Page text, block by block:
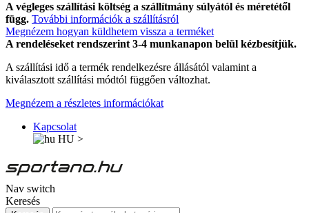
A végleges szállítási költség a szállítmány súlyától és méretétől
függ. További információk a szállításról
Megnézem hogyan küldhetem vissza a terméket
A rendeléseket rendszerint 3-4 munkanapon belül kézbesítjük.
A szállítási idő a termék rendelkezésre állásától valamint a
kiválasztott szállítási módtól függően változhat.
Megnézem a részletes információkat
Kapcsolat
HU >
Nav switch
Keresés